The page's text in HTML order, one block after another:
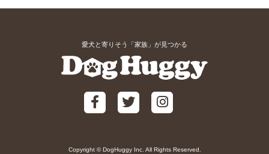
愛犬と寄りそう「家族」が見つかる
Copyright © DogHuggy Inc. All Rights Reserved.